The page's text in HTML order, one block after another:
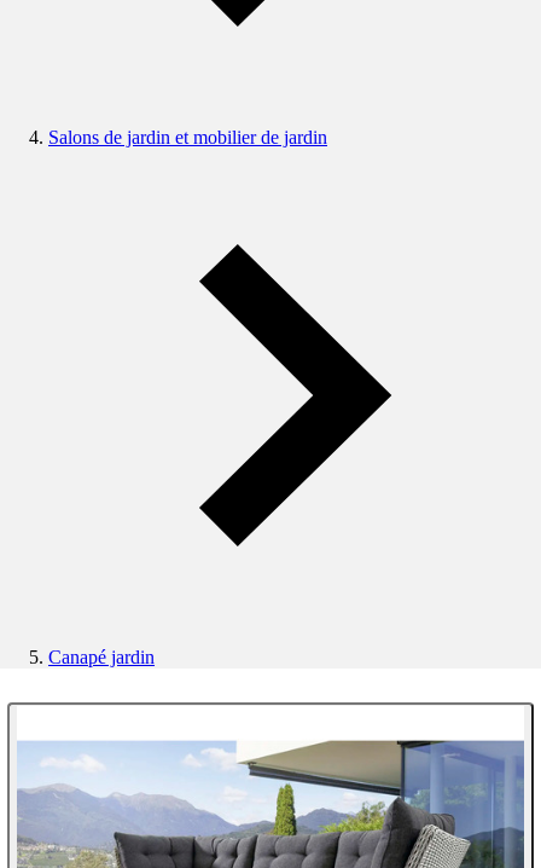
Salons de jardin et mobilier de jardin
Canapé jardin